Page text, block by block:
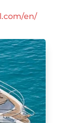
en/